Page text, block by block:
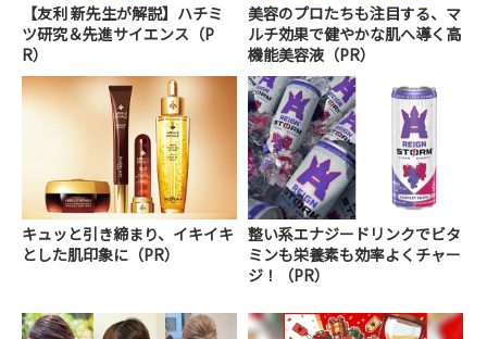
【友利 新先生が解説】ハチミ
ツ研究＆先進サイエンス（P
R）
美容のプロたちも注目する、マ
ルチ効果で健やかな肌へ導く高
機能美容液（PR）
キュッと引き締まり、イキイキ
とした肌印象に（PR）
整い系エナジードリンクでビタ
ミンも栄養素も効率よくチャー
ジ！（PR）